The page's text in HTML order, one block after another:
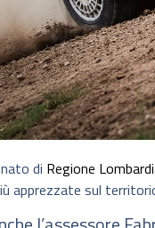
di Regione
apprezzate sul